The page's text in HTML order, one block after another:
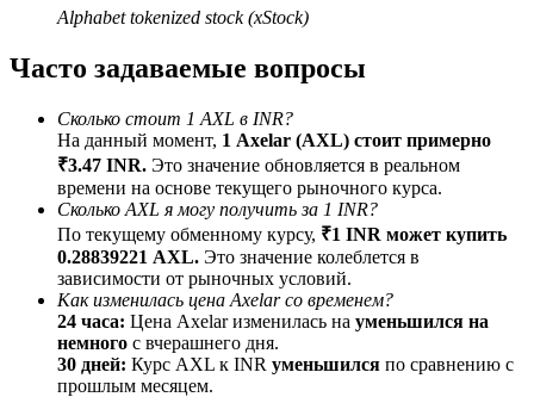
Реферал
Пригласите друга, чтобы получить денежные
вознаграждения
BTC Welcome Rewards
Alphabet tokenized stock (xStock)
Часто задаваемые вопросы
Сколько стоит 1 AXL в INR?
На данный момент, 1 Axelar (AXL) стоит примерно
₹3.47 INR. Это значение обновляется в реальном
времени на основе текущего рыночного курса.
Сколько AXL я могу получить за 1 INR?
По текущему обменному курсу, ₹1 INR может купить
0.28839221 AXL. Это значение колеблется в
зависимости от рыночных условий.
Как изменилась цена Axelar со временем?
24 часа: Цена Axelar изменилась на уменьшился на
немного с вчерашнего дня.
30 дней: Курс AXL к INR уменьшился по сравнению с
прошлым месяцем.